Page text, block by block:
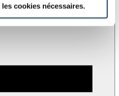
cookies nécessaires.